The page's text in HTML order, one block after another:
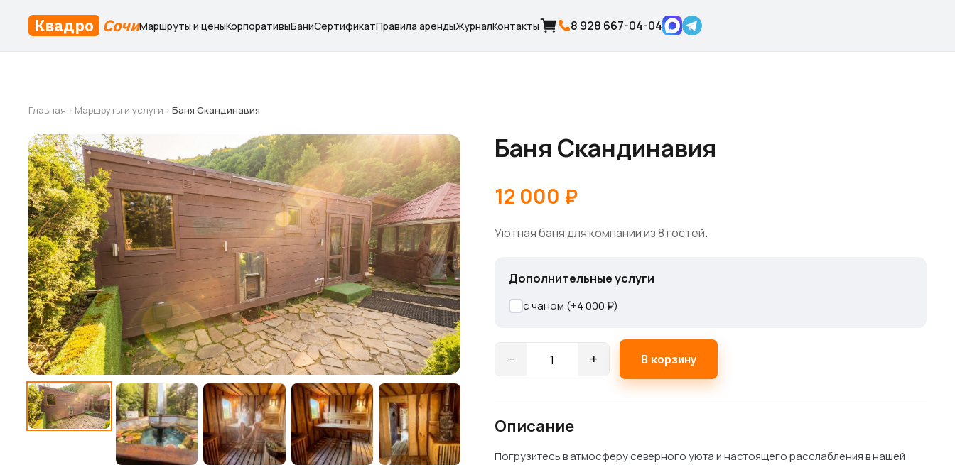
Квадро СочиМаршруты и ценыКорпоративыБаниСертификатПравила арендыЖурналКонтакты 8 928 667-04-04
Главная › Маршруты и услуги › Баня Скандинавия
Баня Скандинавия
12 000 ₽
Уютная баня для компании из 8 гостей.
Дополнительные услуги
с чаном (+4 000 ₽)
Количество
Скандинавия
− + В корзину
Описание
Погрузитесь в атмосферу северного уюта и настоящего расслабления в нашей